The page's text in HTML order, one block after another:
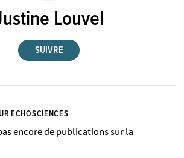
Louvel
ECHOSCIENCES
encore de publications sur la